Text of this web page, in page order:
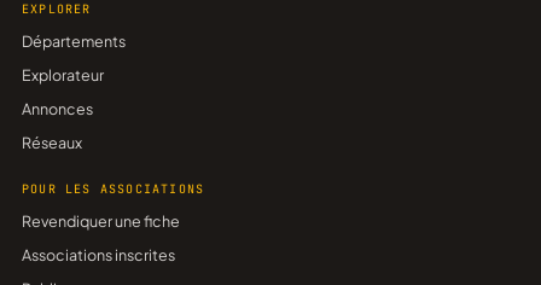
EXPLORER
Départements
Explorateur
Annonces
Réseaux
POUR LES ASSOCIATIONS
Revendiquer une fiche
Associations inscrites